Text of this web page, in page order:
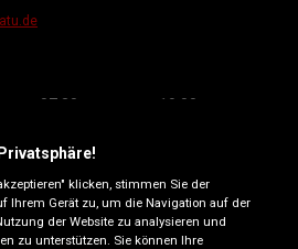
07:30
19:00
07:30
19:00
07:30
19:00
klicken, stimmen Sie der
Ihrem Gerät zu, um die Navigation auf der
der Website zu analysieren und
zu unterstützen. Sie können Ihre